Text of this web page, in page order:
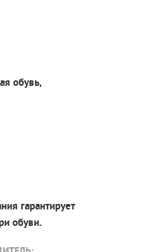
обувь,
гарантирует
обуви.